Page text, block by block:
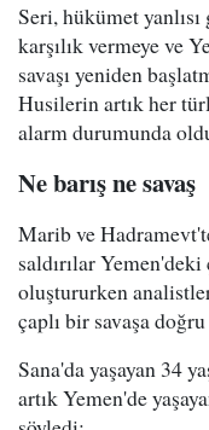
Seri, hükümet
karşılık vermeye ve
savaşı yeniden
Husilerin artık her
alarm durumunda
Ne barış ne savaş
Marib ve
saldırılar
oluştururken
çaplı bir savaşa
Sana'da yaşayan 34
artık Yemen'de